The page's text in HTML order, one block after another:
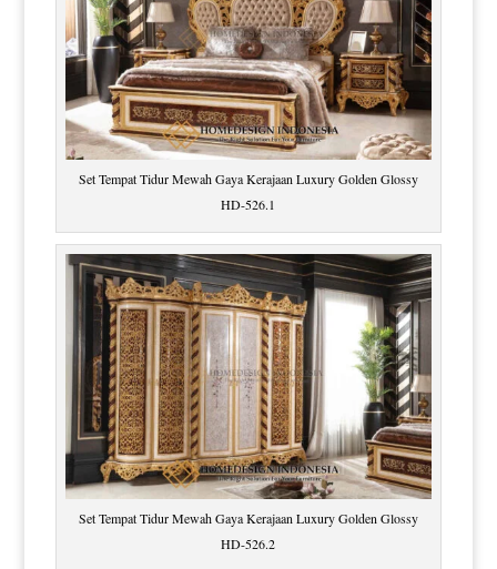
Set Tempat Tidur Mewah Gaya Kerajaan Luxury Golden Glossy
HD-526.1
Set Tempat Tidur Mewah Gaya Kerajaan Luxury Golden Glossy
HD-526.2